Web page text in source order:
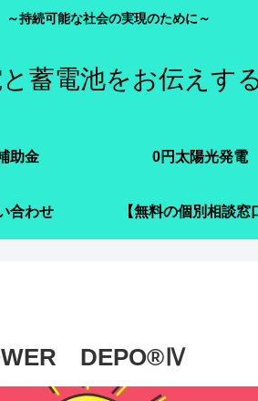
～持続可能な社会の実現のために～
蓄電池をお伝えす
助金 0円太陽光発電
合わせ 【無料の個別相談窓
DEPO®Ⅳ